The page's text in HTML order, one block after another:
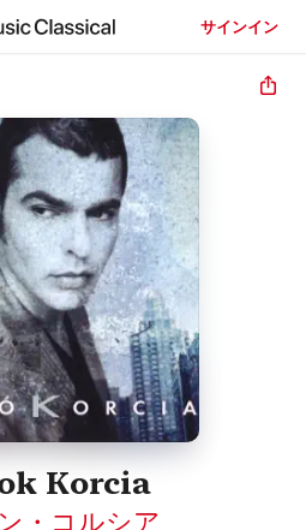
サインイン
Korcia
・コルシア